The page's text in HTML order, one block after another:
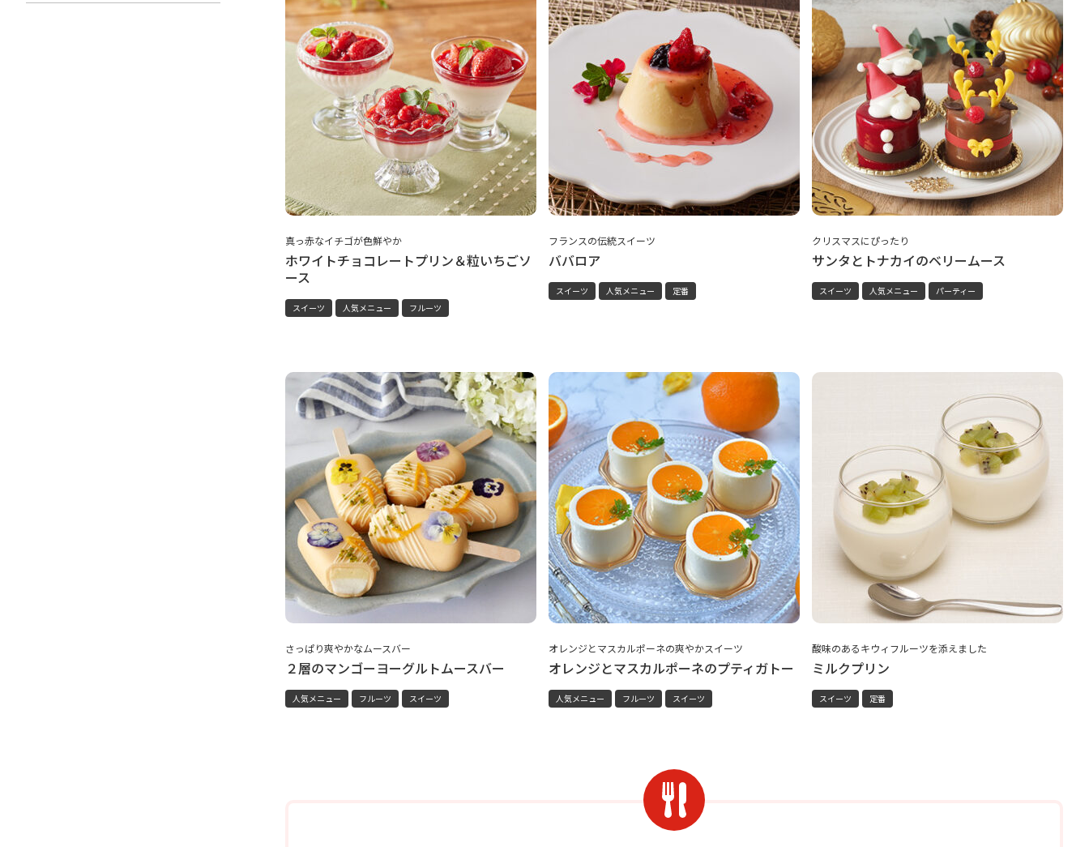
真っ赤なイチゴが色鮮やか
ホワイトチョコレートプリン＆粒いちごソ
ース
スイーツ 人気メニュー フルーツ
フランスの伝統スイーツ
ババロア
スイーツ 人気メニュー 定番
クリスマスにぴったり
サンタとトナカイのベリームース
スイーツ 人気メニュー パーティー
さっぱり爽やかなムースバー
２層のマンゴーヨーグルトムースバー
人気メニュー フルーツ スイーツ
オレンジとマスカルポーネの爽やかスイーツ
オレンジとマスカルポーネのプティガトー
人気メニュー フルーツ スイーツ
酸味のあるキウィフルーツを添えました
ミルクプリン
スイーツ 定番